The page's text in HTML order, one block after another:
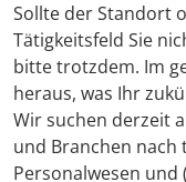
Sollte der Standort
Tätigkeitsfeld Sie
bitte trotzdem. Im
heraus, was Ihr
Wir suchen derzeit
und Branchen
Personalwesen und